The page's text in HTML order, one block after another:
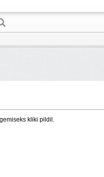
kliki pildil.